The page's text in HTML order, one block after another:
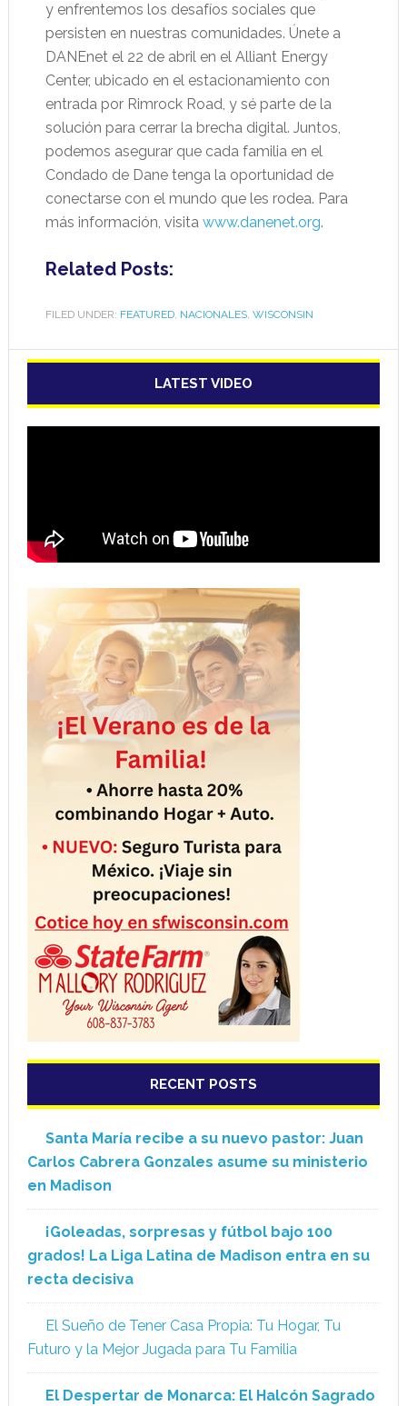
y enfrentemos los desafíos sociales que
persisten en nuestras comunidades. Únete a
DANEnet el 22 de abril en el Alliant Energy
Center, ubicado en el estacionamiento con
entrada por Rimrock Road, y sé parte de la
solución para cerrar la brecha digital. Juntos,
podemos asegurar que cada familia en el
Condado de Dane tenga la oportunidad de
conectarse con el mundo que les rodea. Para
más información, visita www.danenet.org.
Related Posts:
FILED UNDER: FEATURED, NACIONALES, WISCONSIN
LATEST VIDEO
RECENT POSTS
Santa María recibe a su nuevo pastor: Juan
Carlos Cabrera Gonzales asume su ministerio
en Madison
¡Goleadas, sorpresas y fútbol bajo 100
grados! La Liga Latina de Madison entra en su
recta decisiva
El Sueño de Tener Casa Propia: Tu Hogar, Tu
Futuro y la Mejor Jugada para Tu Familia
El Despertar de Monarca: El Halcón Sagrado